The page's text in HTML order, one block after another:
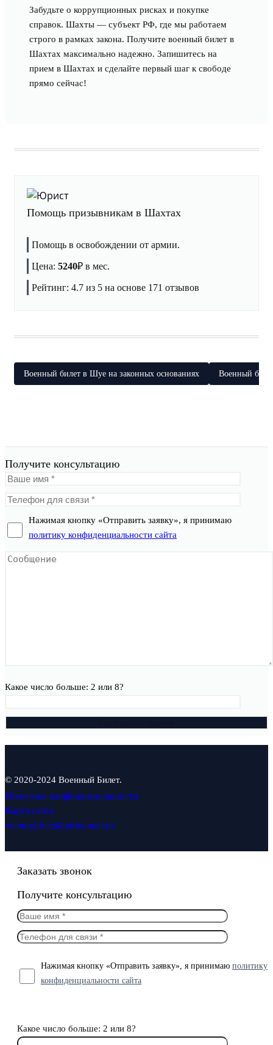
Забудьте о коррупционных рисках и покупке
справок. Шахты — субъект РФ, где мы работаем
строго в рамках закона. Получите военный билет в
Шахтах максимально надежно. Запишитесь на
прием в Шахтах и сделайте первый шаг к свободе
прямо сейчас!
Помощь призывникам в Шахтах
Помощь в освобождении от армии.
Цена: 5240₽ в мес.
Рейтинг: 4.7 из 5 на основе 171 отзывов
Военный билет в Шуе на законных основаниях Военный
Получите консультацию
Нажимая кнопку «Отправить заявку», я принимаю
политику конфиденциальности сайта
Какое число больше: 2 или 8?
© 2020-2024 Военный Билет.
Политика конфиденциальности
Карта сайта
voennyj-bilet@jurist-mail.ru
Заказать звонок
Получите консультацию
Нажимая кнопку «Отправить заявку», я принимаю политику
конфиденциальности сайта
Какое число больше: 2 или 8?